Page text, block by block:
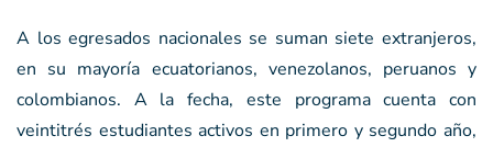
A los egresados nacionales se suman siete extranjeros,
en su mayoría ecuatorianos, venezolanos, peruanos y
colombianos. A la fecha, este programa cuenta con
veintitrés estudiantes activos en primero y segundo año,